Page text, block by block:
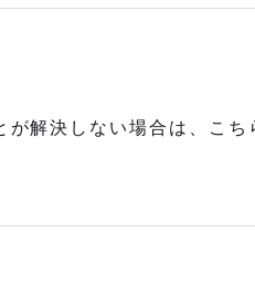
解決しない場合は、こち